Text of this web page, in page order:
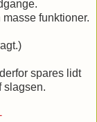
funktioner.
spares lidt
slagsen.